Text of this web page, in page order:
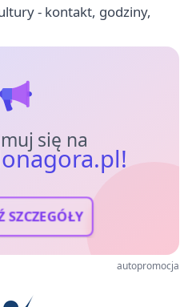
- kontakt, godziny,
się na
SZCZEGÓŁY
autopromocja